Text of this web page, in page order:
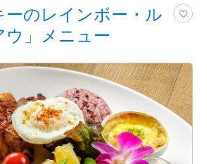
ーのレインボー・ル
ウ」メニュー